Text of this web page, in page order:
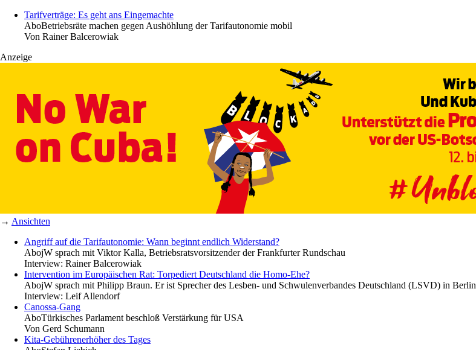
Tarifverträge: Es geht ans Eingemachte
AboBetriebsräte machen gegen Aushöhlung der Tarifautonomie mobil
Von Rainer Balcerowiak
Anzeige
→ Ansichten
Angriff auf die Tarifautonomie: Wann beginnt endlich Widerstand?
AbojW sprach mit Viktor Kalla, Betriebsratsvorsitzender der Frankfurter Rundschau
Interview: Rainer Balcerowiak
Intervention im Europäischen Rat: Torpediert Deutschland die Homo-Ehe?
AbojW sprach mit Philipp Braun. Er ist Sprecher des Lesben- und Schwulenverbandes Deutschland (LSVD) in Berlin
Interview: Leif Allendorf
Canossa-Gang
AboTürkisches Parlament beschloß Verstärkung für USA
Von Gerd Schumann
Kita-Gebührenerhöher des Tages